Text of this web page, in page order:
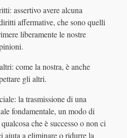
assertivo avere alcuna
affermative, che sono quelli
liberamente le nostre
come la nostra, è anche
gli altri.
la trasmissione di una
fondamentale, un modo di
che è successo o non ci
aiuta a eliminare o ridurre la